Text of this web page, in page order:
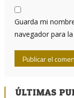
Guarda mi
navegador para
ÚLTIMAS